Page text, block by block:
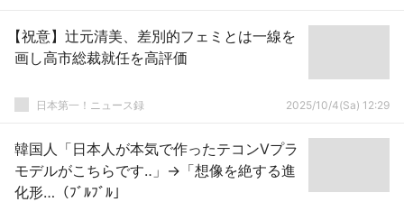
【祝意】辻元清美、差別的フェミとは一線を
画し高市総裁就任を高評価
日本第一！ニュース録 2025/10/4(Sa) 12:29
韓国人「日本人が本気で作ったテコンVプラ
モデルがこちらです‥」→「想像を絶する進
化形…（ﾌﾞﾙﾌﾞﾙ」